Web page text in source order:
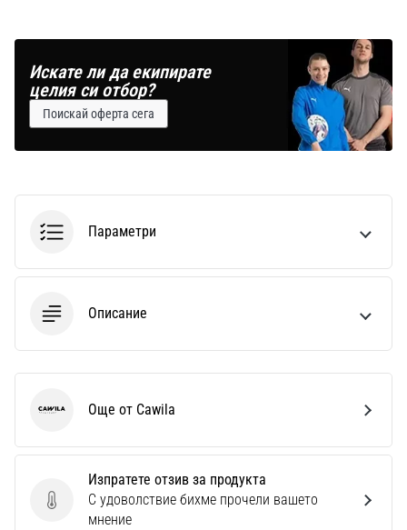
Искате ли да екипирате
целия си отбор?
Поискай оферта сега
Параметри
Описание
Изпратете отзив за продукта
Изпратете отзив за продукта
С удоволствие бихме прочели вашето
мнение
Cawila Още от Cawila